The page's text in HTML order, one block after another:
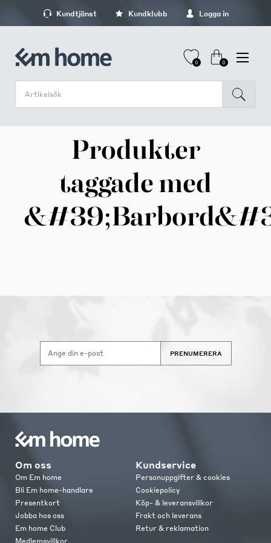
Kundtjänst Kundklubb Logga in
0 0
Produkter
taggade med
PRENUMERERA
Om oss
Om Em home
Bli Em home-handlare
Presentkort
Jobba hos oss
Em home Club
Medlemsvillkor
Kundservice
Personuppgifter & cookies
Cookiepolicy
Köp- & leveransvillkor
Frakt och leverans
Retur & reklamation